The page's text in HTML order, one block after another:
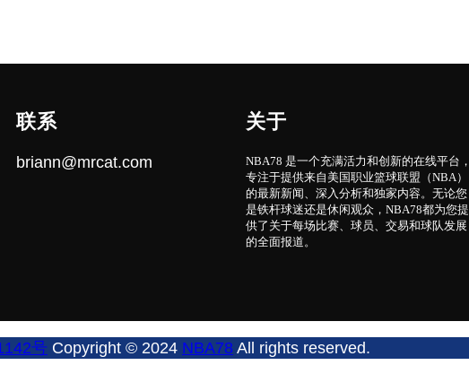
联系
briann@mrcat.com
关于
NBA78 是一个充满活力和创新的在线平台，
专注于提供来自美国职业篮球联盟（NBA）
的最新新闻、深入分析和独家内容。无论您
是铁杆球迷还是休闲观众，NBA78都为您提
供了关于每场比赛、球员、交易和球队发展
的全面报道。
号 Copyright © 2024 NBA78 All rights reserved.